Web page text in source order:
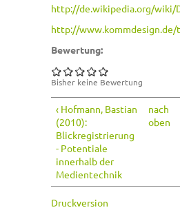
http://de.wikipedia.org/wiki/
http://
Bewertung:
Bisher keine Bewertung
‹ Hofmann, Bastian
(2010):
Blickregistrierung
- Potentiale
innerhalb der
Medientechnik
nach
oben
Druckversion